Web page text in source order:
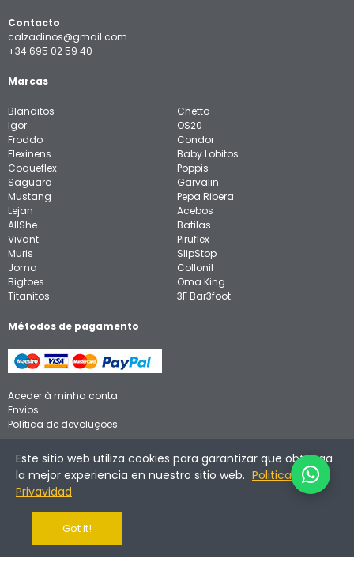
Contacto
calzadinos@gmail.com
+34 695 02 59 40
Marcas
Blanditos
Igor
Froddo
Flexinens
Coqueflex
Saguaro
Mustang
Lejan
AllShe
Vivant
Muris
Joma
Bigtoes
Titanitos
Chetto
OS20
Condor
Baby Lobitos
Poppis
Garvalin
Pepa Ribera
Acebos
Batilas
Piruflex
SlipStop
Collonil
Oma King
3F Bar3foot
Métodos de pagamento
Aceder à minha conta
Envios
Política de devoluções
Aviso legal
Política de privacidade
Política de cookies
©2026
Este sitio web utiliza cookies para garantizar que obtenga
la mejor experiencia en nuestro sitio web. Politica de
Privavidad
Got it!